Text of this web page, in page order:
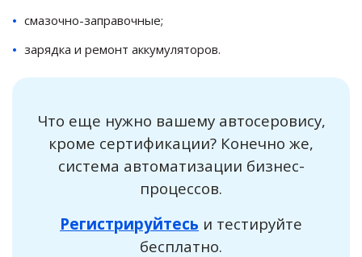
смазочно-заправочные;
зарядка и ремонт аккумуляторов.
Что еще нужно вашему автосеровису,
кроме сертификации? Конечно же,
система автоматизации бизнес-
процессов.
Регистрируйтесь и тестируйте
бесплатно.